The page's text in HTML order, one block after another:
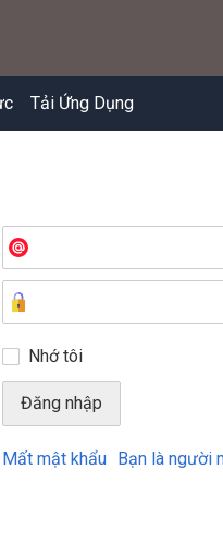
Tải Ứng Dụng
Nhớ tôi
Mất mật khẩu Bạn là người